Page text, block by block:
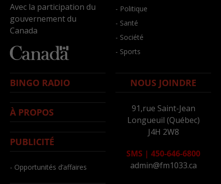
Avec la participation du
gouvernement du
Canada
- Politique
- Santé
- Société
- Sports
BINGO RADIO
À PROPOS
PUBLICITÉ
- Opportunités d’affaires
NOUS JOINDRE
91,rue Saint-Jean
Longueuil (Québec)
J4H 2W8
SMS | 450-646-6800
admin@fm1033.ca